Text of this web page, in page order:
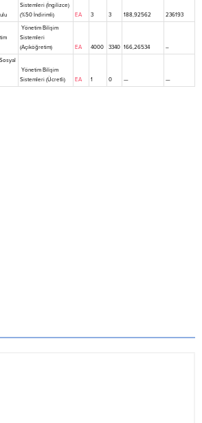
Sistemleri (İngilizce)
(%50 İndirimli)
EA 3 3 188,92562 236193
Yönetim Bilişim
Sistemleri
(Açıköğretim)
EA 4000 3340 166,26534 –
Yönetim Bilişim
Sistemleri (Ücretli)
EA 1 0 — —